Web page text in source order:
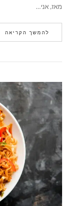
מאז, אני…
להמשך הקריאה